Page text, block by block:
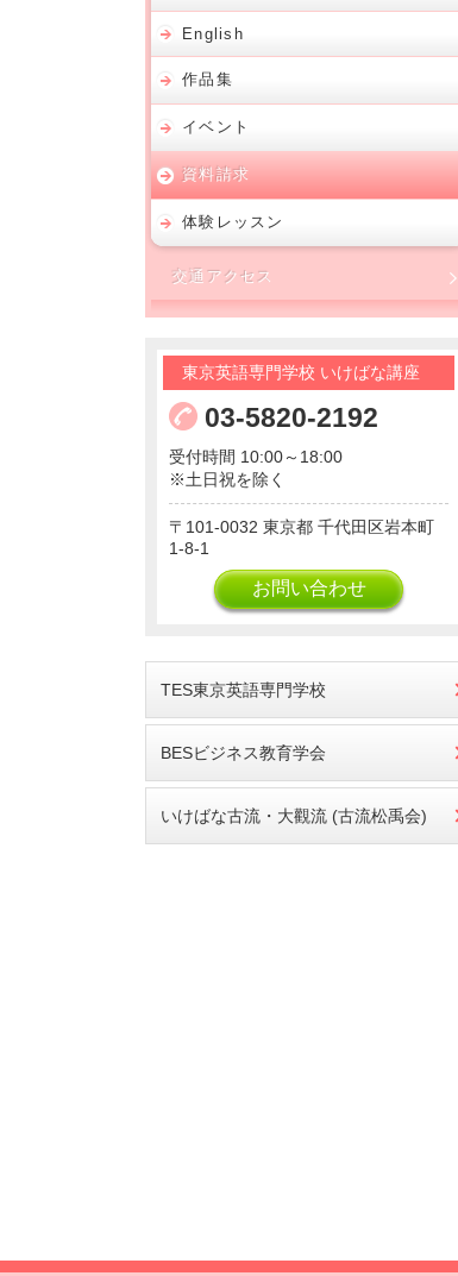
English
作品集
イベント
資料請求
体験レッスン
交通アクセス
東京英語専門学校 いけばな講座
03-5820-2192
受付時間 10:00～18:00
※土日祝を除く
101-0032 東京都 千代田区岩本町
1-8-1
お問い合わせ
TES東京英語専門学校
BESビジネス教育学会
いけばな古流・大觀流 (古流松禹会)